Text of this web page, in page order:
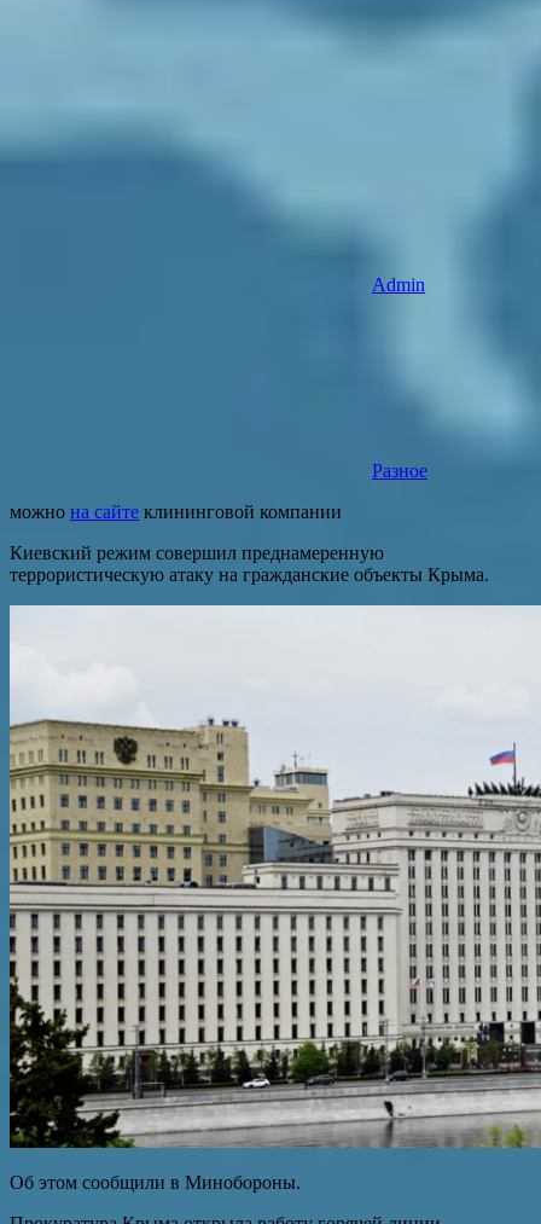
Admin
Разное
можно на сайте клининговой компании
Киевский режим совершил преднамеренную
террористическую атаку на гражданские объекты Крыма.
Об этом сообщили в Минобороны.